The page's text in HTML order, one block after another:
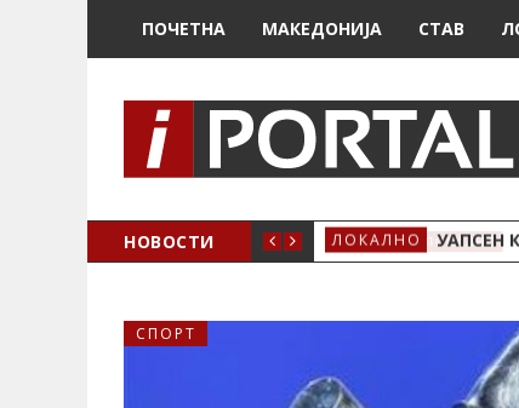
ПОЧЕТНА МАКЕДОНИЈА СТАВ
НОВОСТИ ЛОКАЛНО УАПСЕН
СПОРТ